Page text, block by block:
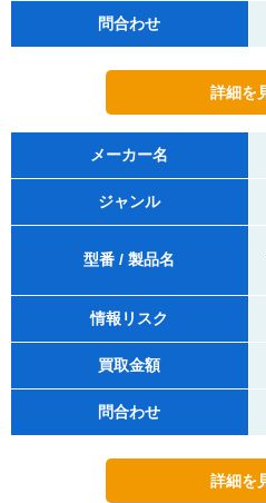
問合わせ
メーカー名
ジャンル
型番 / 製品名
情報リスク
買取金額
問合わせ